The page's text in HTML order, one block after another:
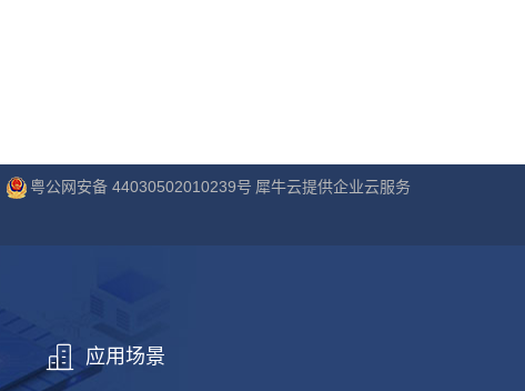
粤公网安备 44030502010239号 犀牛云提供企业云服务
应用场景